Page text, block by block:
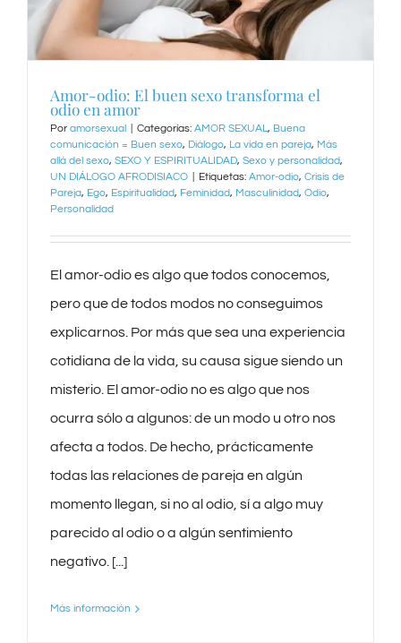
Amor-odio: El buen sexo transforma el
odio en amor
Por amorsexual Categorías: AMOR SEXUAL, Buena
comunicación = Buen sexo, Diálogo, La vida en pareja, Más
allá del sexo, SEXO Y ESPIRITUALIDAD, Sexo y personalidad,
UN DIÁLOGO AFRODISIACO
Etiquetas: Amor-odio, Crisis de
Pareja, Ego, Espiritualidad, Feminidad, Masculinidad, Odio,
Personalidad
El amor-odio es algo que todos conocemos,
pero que de todos modos no conseguimos
explicarnos. Por más que sea una experiencia
cotidiana de la vida, su causa sigue siendo un
misterio. El amor-odio no es algo que nos
ocurra sólo a algunos: de un modo u otro nos
afecta a todos. De hecho, prácticamente
todas las relaciones de pareja en algún
momento llegan, si no al odio, sí a algo muy
parecido al odio o a algún sentimiento
negativo. [...]
Más información